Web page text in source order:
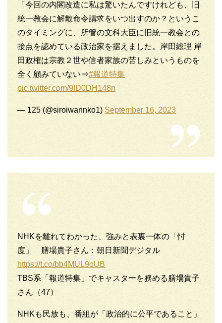
「今回の内閣改造に私は驚いたんですけれども、旧
統一教会に解散命令請求をいつ出すのか？というこ
のタイミングに、所管の文科大臣に旧統一教会との
接点を認めている政治家を据えました。岸田総理 岸
田政権は宗教２世や信者家族の苦しみというものを
全く顧みていない⇒#報道特集
pic.twitter.com/9ID0DH148n
— 125 (@siroiwannko1) September 16, 2023
NHKを離れてわかった、強みと表裏一体の「忖
度」 膳場貴子さん：朝日新聞デジタル
https://t.co/bb4MUL9oUB
TBS系「報道特集」でキャスターを務める膳場貴子
さん（47）
NHKも民放も、番組が「政治的に公平であること」